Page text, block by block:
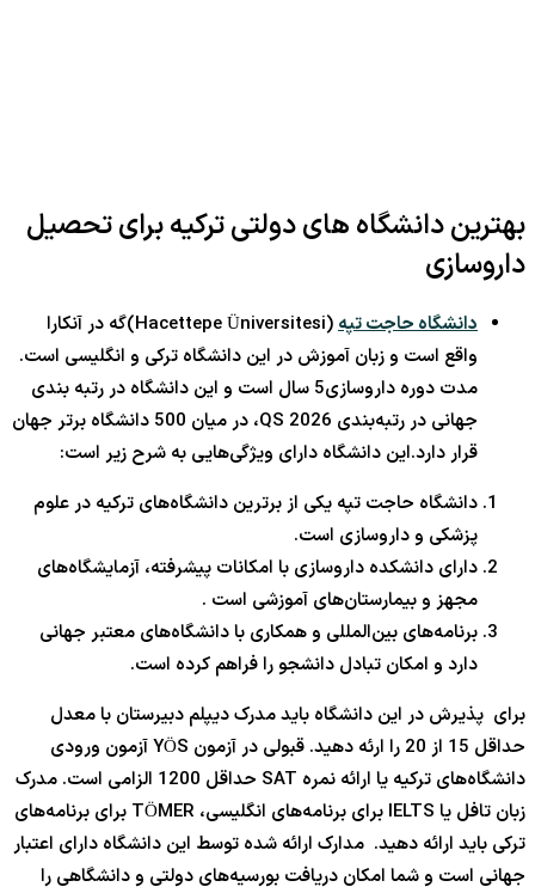
بهترین دانشگاه های دولتی ترکیه برای تحصیل
داروسازی
دانشگاه حاجت تپه
(Hacettepe Üniversitesi)گه در آنکارا
واقع است و زبان آموزش در این دانشگاه ترکی و انگلیسی است.
مدت دوره داروسازی5 سال است و این دانشگاه در رتبه بندی
جهانی در رتبه‌بندی QS 2026، در میان 500 دانشگاه برتر جهان
قرار دارد.این دانشگاه دارای ویژگی‌هایی به شرح زیر است:
دانشگاه حاجت تپه یکی از برترین دانشگاه‌های ترکیه در علوم
پزشکی و داروسازی است.
دارای دانشکده داروسازی با امکانات پیشرفته، آزمایشگاه‌های
مجهز و بیمارستان‌های آموزشی است .
برنامه‌های بین‌المللی و همکاری با دانشگاه‌های معتبر جهانی
دارد و امکان تبادل دانشجو را فراهم کرده است.
برای پذیرش در این دانشگاه باید مدرک دیپلم دبیرستان با معدل
حداقل 15 از 20 را ارئه دهید. قبولی در آزمون YÖS آزمون ورودی
دانشگاه‌های ترکیه یا ارائه نمره SAT حداقل 1200 الزامی است. مدرک
زبان تافل یا IELTS برای برنامه‌های انگلیسی، TÖMER برای برنامه‌های
ترکی باید ارائه دهید. مدارک ارائه شده توسط این دانشگاه دارای اعتبار
جهانی است و شما امکان دریافت بورسیه‌های دولتی و دانشگاهی را